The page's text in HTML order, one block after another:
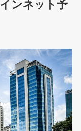
ンネット予